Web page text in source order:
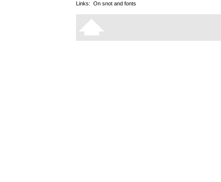
Links: On snot and fonts